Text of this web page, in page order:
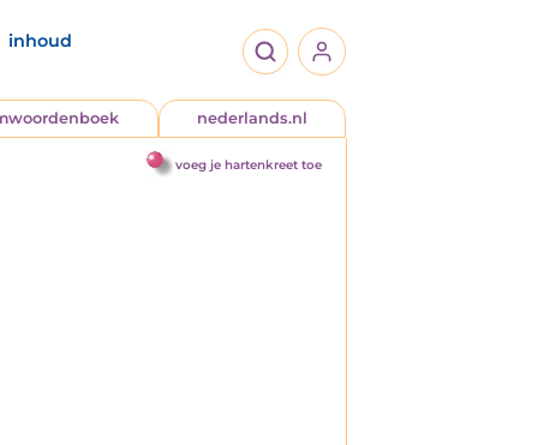
inhoud
nederlands.nl
voeg je hartenkreet toe